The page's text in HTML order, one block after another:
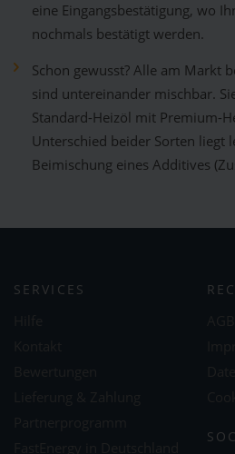
eine Eingangsbestätigung, wo
nochmals bestätigt werden.
Schon gewusst? Alle am Markt
sind untereinander mischbar.
Standard-Heizöl mit Premium-
Unterschied beider Sorten liegt
Beimischung eines Additives
SERVICES